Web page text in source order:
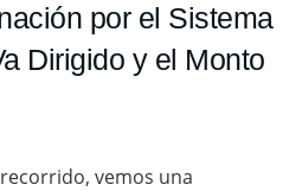
por el Sistema
Dirigido y el Monto
vemos una